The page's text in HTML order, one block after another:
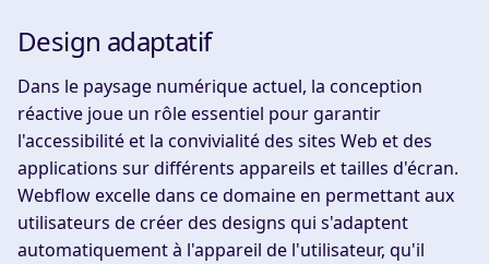
Design adaptatif
Dans le paysage numérique actuel, la conception
réactive joue un rôle essentiel pour garantir
l'accessibilité et la convivialité des sites Web et des
applications sur différents appareils et tailles d'écran.
Webflow excelle dans ce domaine en permettant aux
utilisateurs de créer des designs qui s'adaptent
automatiquement à l'appareil de l'utilisateur, qu'il